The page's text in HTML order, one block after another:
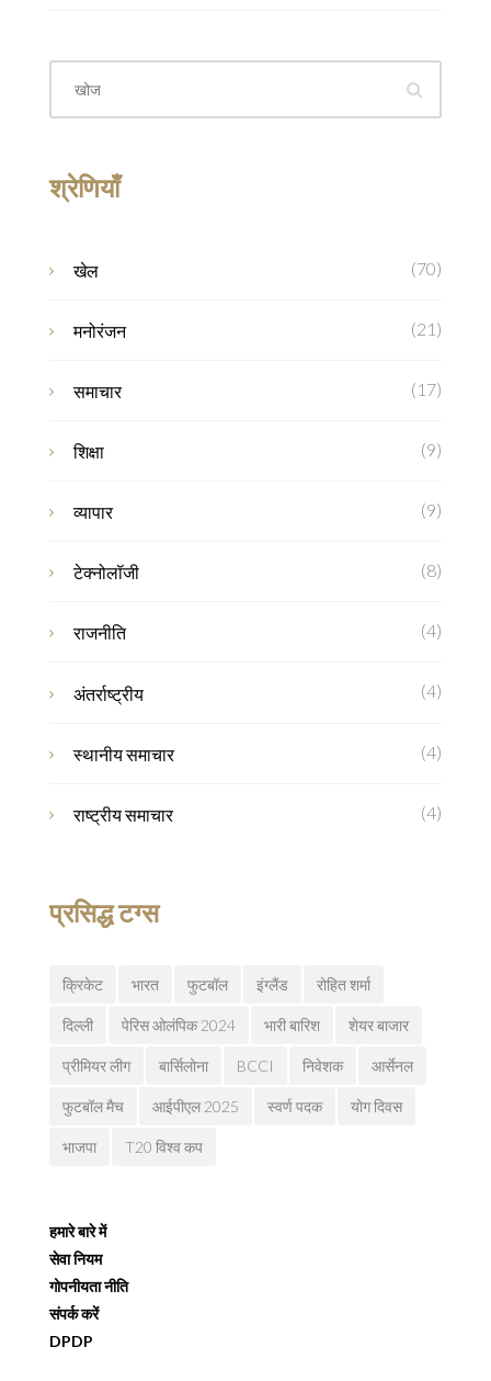
श्रेणियाँ
खेल (70)
मनोरंजन (21)
समाचार (17)
शिक्षा (9)
व्यापार (9)
टेक्नोलॉजी (8)
राजनीति (4)
अंतर्राष्ट्रीय (4)
स्थानीय समाचार (4)
राष्ट्रीय समाचार (4)
प्रसिद्ध टग्स
क्रिकेट भारत फुटबॉल इंग्लैंड रोहित शर्मा
दिल्ली पेरिस ओलंपिक 2024 भारी बारिश शेयर बाजार
प्रीमियर लीग बार्सिलोना BCCI निवेशक आर्सेनल
फुटबॉल मैच आईपीएल 2025 स्वर्ण पदक योग दिवस
भाजपा T20 विश्व कप
हमारे बारे में
सेवा नियम
गोपनीयता नीति
संपर्क करें
DPDP